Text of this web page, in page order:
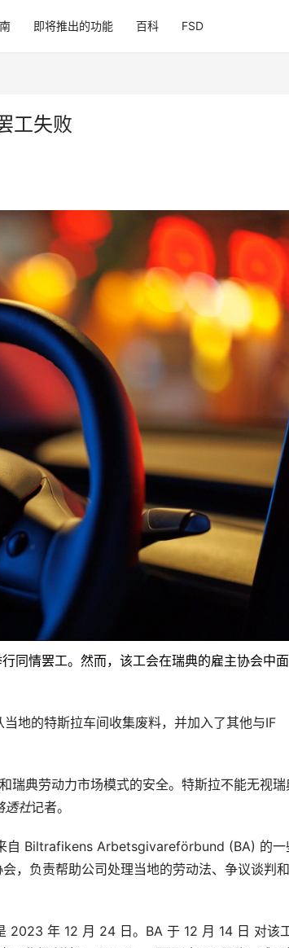
即将推出的功能 百科 FSD
工失败
同情罢工。然而，该工会在瑞典的雇主协会中
地的特斯拉车间收集废料，并加入了其他与IF
瑞典劳动力市场模式的安全。特斯拉不能无视瑞
透社记者。
自 Biltrafikens Arbetsgivareförbund (BA) 的一
，负责帮助公司处理当地的劳动法、争议谈判
2023 年 12 月 24 日。BA 于 12 月 14 日 对该